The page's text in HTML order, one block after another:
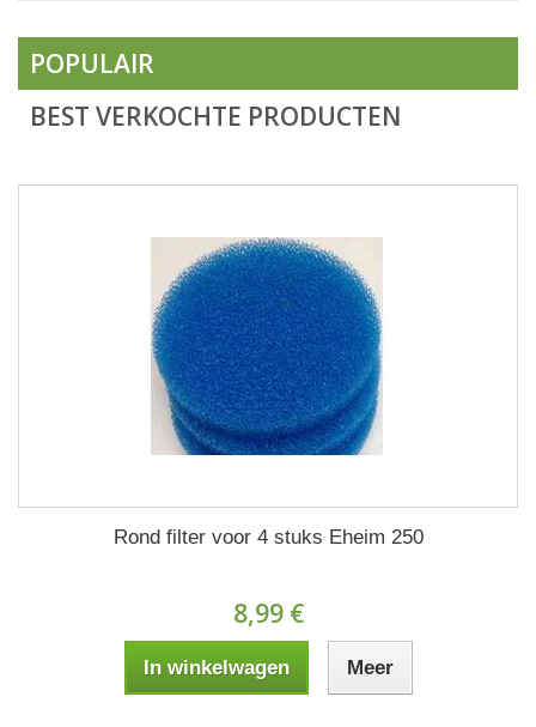
POPULAIR
BEST VERKOCHTE PRODUCTEN
Rond filter voor 4 stuks Eheim 250
8,99 €
In winkelwagen Meer